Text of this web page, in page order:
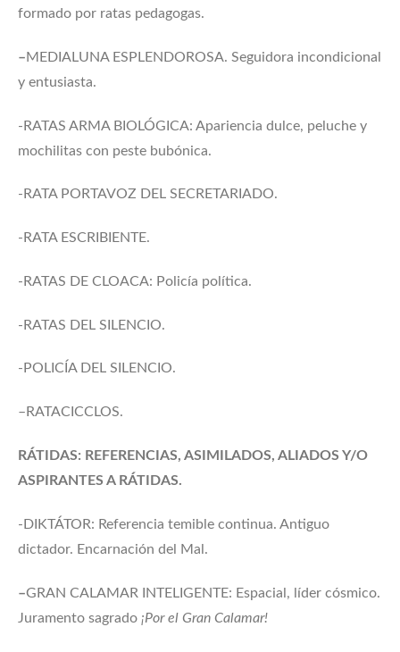
formado por ratas pedagogas.
– MEDIALUNA ESPLENDOROSA. Seguidora incondicional
y entusiasta.
-RATAS ARMA BIOLÓGICA: Apariencia dulce, peluche y
mochilitas con peste bubónica.
-RATA PORTAVOZ DEL SECRETARIADO.
-RATA ESCRIBIENTE.
-RATAS DE CLOACA: Policía política.
-RATAS DEL SILENCIO.
-POLICÍA DEL SILENCIO.
–RATACICCLOS.
RÁTIDAS: REFERENCIAS, ASIMILADOS, ALIADOS Y/O
ASPIRANTES A RÁTIDAS.
-DIKTÁTOR: Referencia temible continua. Antiguo
dictador. Encarnación del Mal.
–GRAN CALAMAR INTELIGENTE: Espacial, líder cósmico.
Juramento sagrado ¡Por el Gran Calamar!